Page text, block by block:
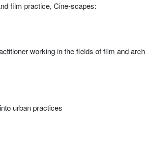
film practice, Cine-scapes:
working in the fields of film and
urban practices